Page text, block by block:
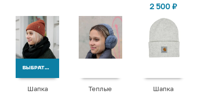
2 500₽
ВЫБРАТЬ ВАРИАНТЫ
Шапка
Теплые
Шапка